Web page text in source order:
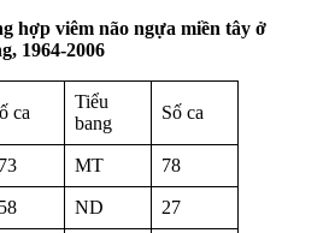
hợp viêm não ngựa miền tây ở
1964-2006
ca
Tiểu
bang
Số ca
MT 78
ND 27